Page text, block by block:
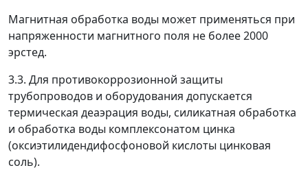
Магнитная обработка воды может применяться при
напряженности магнитного поля не более 2000
эрстед.
3.3. Для противокоррозионной защиты
трубопроводов и оборудования допускается
термическая деаэрация воды, силикатная обработка
и обработка воды комплексонатом цинка
(оксиэтилидендифосфоновой кислоты цинковая
соль).